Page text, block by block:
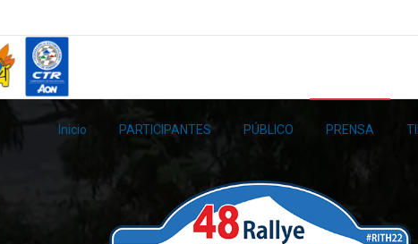
Inicio PARTICIPANTES PÚBLICO PRENSA